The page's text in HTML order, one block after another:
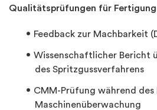
Qualitätsprüfungen für
Feedback zur Machbarkeit
Wissenschaftlicher Bericht
des Spritzgussverfahrens
CMM-Prüfung während des
Maschinenüberwachung